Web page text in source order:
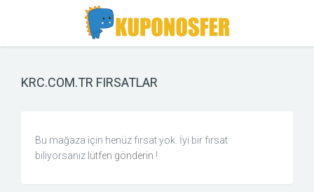
navigation
KRC.COM.TR FIRSATLAR
Bu mağaza için henüz fırsat yok. İyi bir fırsat
biliyorsanız lütfen gönderin !